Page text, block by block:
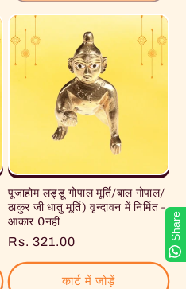
पूजाहोम लड्डू गोपाल मूर्ति/बाल गोपाल/
ठाकुर जी धातु मूर्ति) वृन्दावन में निर्मित -
आकार 0नहीं
नियमित
रूप
से
Rs. 321.00
कार्ट में जोड़ें
Share